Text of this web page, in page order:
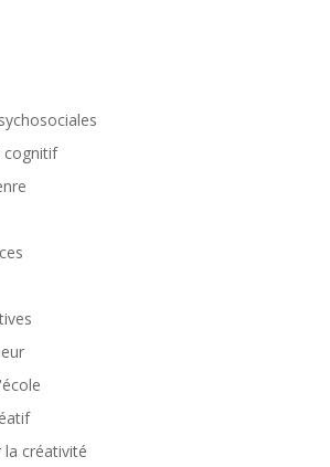
cognitif
la créativité